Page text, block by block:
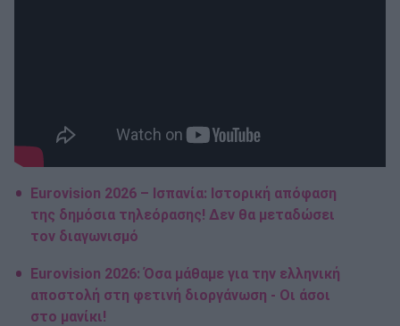
Eurovision 2026 – Ισπανία: Ιστορική απόφαση
της δημόσια τηλεόρασης! Δεν θα μεταδώσει
τον διαγωνισμό
Eurovision 2026: Όσα μάθαμε για την ελληνική
αποστολή στη φετινή διοργάνωση - Οι άσοι
στο μανίκι!